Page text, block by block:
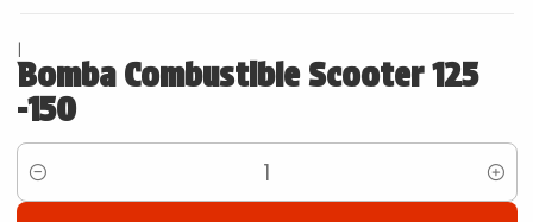
Bomba Combustible Scooter 125
-150
Cantidad